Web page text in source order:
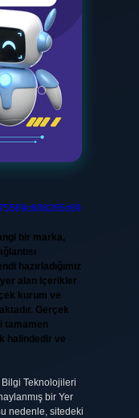
bir marka,
hazırladığımız
alan içerikler
kurum ve
Gerçek
tamamen
halindedir ve
Bilgi Teknolojileri
bir Yer
nedenle, sitedeki